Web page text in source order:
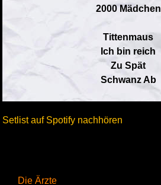
Die Ärzte
2000 Mädchen
Tittenmaus
Ich bin reich
Zu Spät
Schwanz Ab
Setlist auf Spotify nachhören